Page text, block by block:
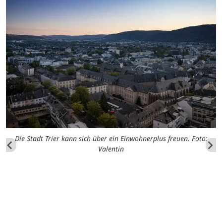
Die Stadt Trier kann sich über ein Einwohnerplus freuen. Foto:
Valentin